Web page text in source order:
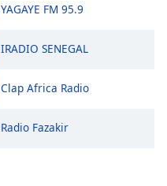
YAGAYE FM 95.9
IRADIO SENEGAL
Clap Africa Radio
Radio Fazakir